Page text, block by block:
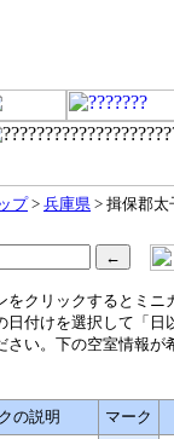
プ> 兵庫県 > 揖保郡太
クリックするとミニ
日付けを選択して「日
さい。下の空室情報が
の説明
マーク